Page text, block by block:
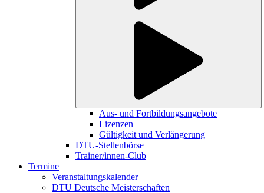
Aus- und Fortbildungsangebote
Lizenzen
Gültigkeit und Verlängerung
DTU-Stellenbörse
Trainer/innen-Club
Termine
Veranstaltungskalender
DTU Deutsche Meisterschaften